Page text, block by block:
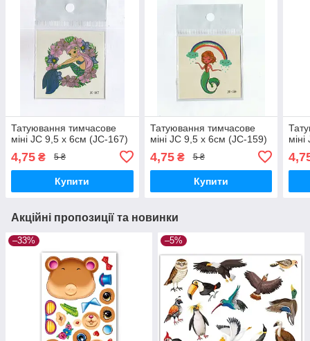
Татуювання тимчасове
міні JC 9,5 х 6см (JC-167)
4,75 ₴ 5 ₴
Купити
Татуювання тимчасове
міні JC 9,5 х 6см (JC-159)
4,75₴ 5 ₴
Купити
Акційні пропозиції та новинки
–33% –5%